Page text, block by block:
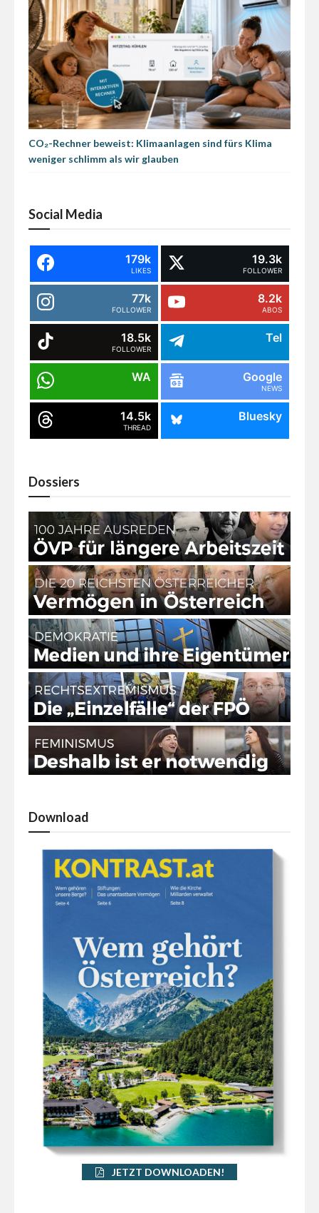
CO₂-Rechner beweist: Klimaanlagen sind fürs Klima
weniger schlimm als wir glauben
Social Media
179k
LIKES
19.3k
FOLLOWER
77k
FOLLOWER
8.2k
ABOS
18.5k
FOLLOWER
Tel
WA Google
NEWS
14.5k
THREAD
Bluesky
Dossiers
Download
JETZT DOWNLOADEN!